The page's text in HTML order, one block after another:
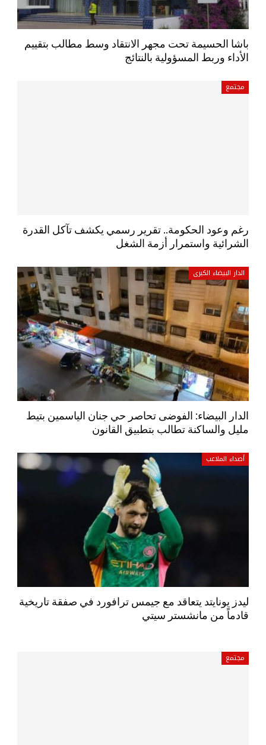
باشا الحسيمة تحت مجهر الانتقاد وسط مطالب بتقييم
الأداء وربط المسؤولية بالنتائج
مجتمع
رغم وعود الحكومة.. تقرير رسمي يكشف تآكل القدرة
الشرائية واستمرار أزمة الشغل
الدار البيضاء الكبرى
الدار البيضاء: الفوضى تحاصر حي جنان الياسمين بتيط
مليل والساكنة تطالب بتطبيق القانون
أصداء الملاعب
ليدز يونايتد يتعاقد مع جيمس ترافورد في صفقة تاريخية
قادماً من مانشستر سيتي
مجتمع